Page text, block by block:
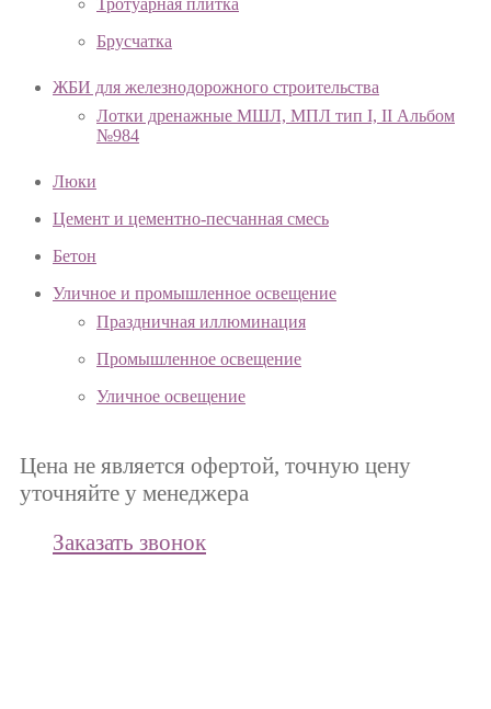
Брусчатка
ЖБИ для железнодорожного строительства
Лотки дренажные МШЛ, МПЛ тип I, II Альбом
№984
Люки
Цемент и цементно-песчанная смесь
Бетон
Уличное и промышленное освещение
Праздничная иллюминация
Промышленное освещение
Уличное освещение
Цена не является офертой, точную цену
уточняйте у менеджера
Заказать звонок